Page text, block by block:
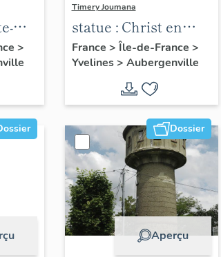
>
Timery Joumana
statue : Christ en
croix
France > Île-de-France >
Yvelines> Aubergenville
Dossier
Aperçu